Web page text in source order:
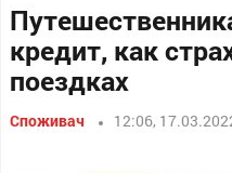
кредит, как
поездках
Споживач 12:06,